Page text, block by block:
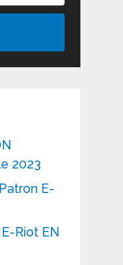
2023
E-
Riot EN